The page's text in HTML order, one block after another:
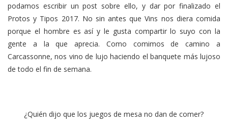
podamos escribir un post sobre ello, y dar por finalizado el
Protos y Tipos 2017. No sin antes que Vins nos diera comida
porque el hombre es así y le gusta compartir lo suyo con la
gente a la que aprecia. Como comimos de camino a
Carcassonne, nos vino de lujo haciendo el banquete más lujoso
de todo el fin de semana.
¿Quién dijo que los juegos de mesa no dan de comer?